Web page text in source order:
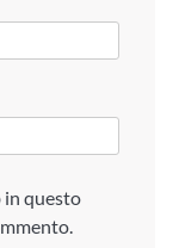
in questo